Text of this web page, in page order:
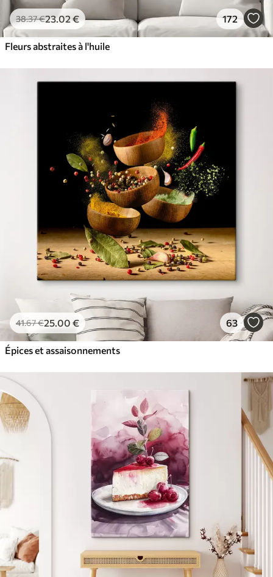
38.37€23.02 € 172
Fleurs abstraites à l'huile
41.67€25.00 € 63
Épices et assaisonnements